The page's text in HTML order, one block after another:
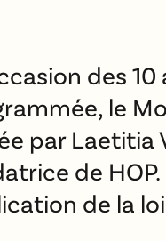
des
le
par Laetitia
de
de la